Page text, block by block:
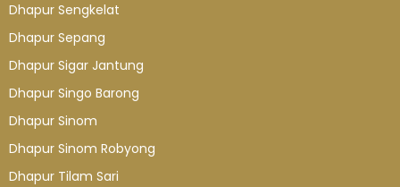
Dhapur Sengkelat
Dhapur Sepang
Dhapur Sigar Jantung
Dhapur Singo Barong
Dhapur Sinom
Dhapur Sinom Robyong
Dhapur Tilam Sari